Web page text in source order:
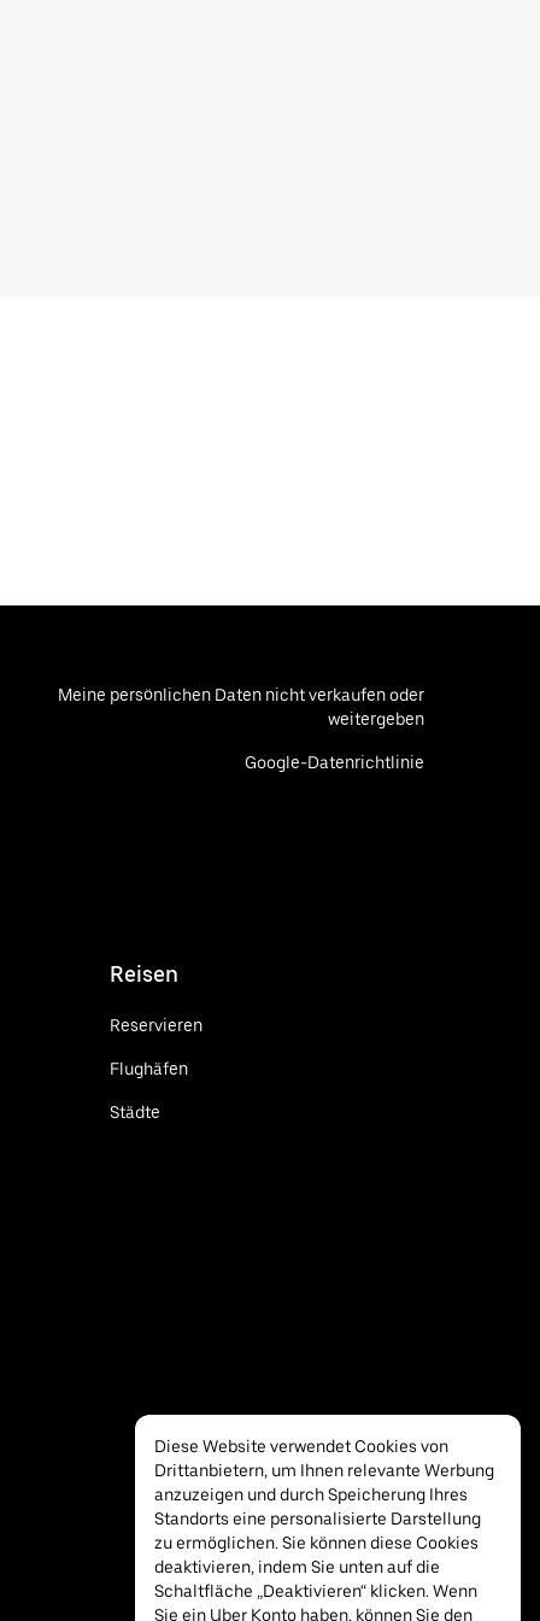
Meine persönlichen Daten nicht verkaufen oder
weitergeben
Google-Datenrichtlinie
Reisen
Reservieren
Flughäfen
Städte
Diese Website verwendet Cookies von
Drittanbietern, um Ihnen relevante Werbung
anzuzeigen und durch Speicherung Ihres
Standorts eine personalisierte Darstellung
zu ermöglichen. Sie können diese Cookies
deaktivieren, indem Sie unten auf die
Schaltfläche „Deaktivieren“ klicken. Wenn
Sie ein Uber Konto haben, können Sie den